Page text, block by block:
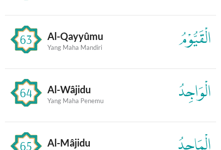
63 Al-Qayyûmu
Yang Maha Mandiri الْقَيُّوْمُ
64 Al-Wâjidu
Yang Maha Penemu الْوَاجِدُ
65 Al-Mâjidu